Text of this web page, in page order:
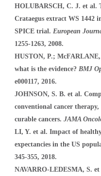
HOLUBARSCH, C. J. et al.
Crataegus extract WS 1442
SPICE trial. European
1255-1263, 2008.
HUSTON, P.;
what is the evidence? BMJ
e000117, 2016.
JOHNSON, S. B. et al.
conventional cancer
curable cancers. JAMA
LI, Y. et al. Impact of
expectancies in the US
345-355, 2018.
NAVARRO-LEDESMA, S.